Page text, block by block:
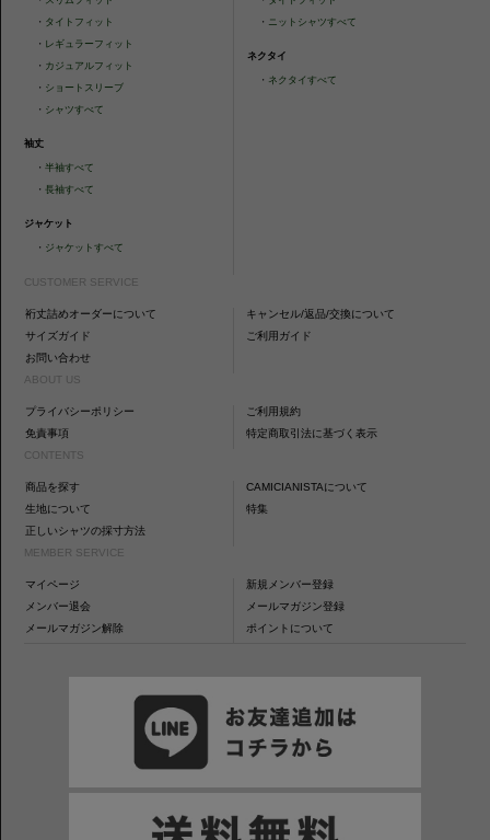
・ タイトフィット
・ レギュラーフィット
・ カジュアルフィット
・ ショートスリーブ
・ シャツすべて
袖丈
・半袖すべて
・長袖すべて
ジャケット
・ ジャケットすべて
・ ニットシャツすべて
ネクタイ
・ ネクタイすべて
CUSTOMER SERVICE
裄丈詰めオーダーについて
キャンセル/返品/交換について
サイズガイド
ご利用ガイド
お問い合わせ
ABOUT US
プライバシーポリシー
ご利用規約
免責事項
特定商取引法に基づく表示
CONTENTS
商品を探す
CAMICIANISTAについて
生地について
特集
正しいシャツの採寸方法
MEMBER SERVICE
マイページ
新規メンバー登録
メンバー退会
メールマガジン登録
メールマガジン解除
ポイントについて